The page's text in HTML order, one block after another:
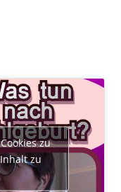
zu
zu